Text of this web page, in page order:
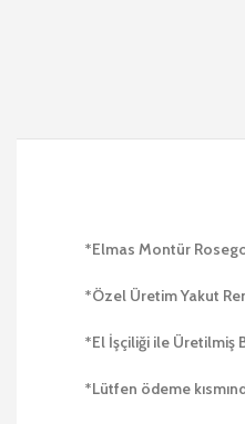
*Elmas Montür
*Özel Üretim Yakut
*El İşçiliği ile Üretilmiş
*Lütfen ödeme